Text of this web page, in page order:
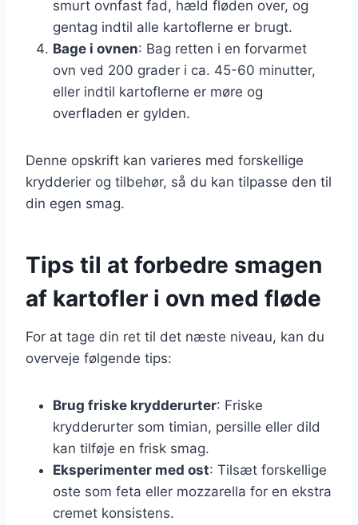
smurt ovnfast fad, hæld fløden over, og
gentag indtil alle kartoflerne er brugt.
Bage i ovnen: Bag retten i en forvarmet
ovn ved 200 grader i ca. 45-60 minutter,
eller indtil kartoflerne er møre og
overfladen er gylden.
Denne opskrift kan varieres med forskellige
krydderier og tilbehør, så du kan tilpasse den til
din egen smag.
Tips til at forbedre smagen
af kartofler i ovn med fløde
For at tage din ret til det næste niveau, kan du
overveje følgende tips:
Brug friske krydderurter: Friske
krydderurter som timian, persille eller dild
kan tilføje en frisk smag.
Eksperimenter med ost: Tilsæt forskellige
oste som feta eller mozzarella for en ekstra
cremet konsistens.